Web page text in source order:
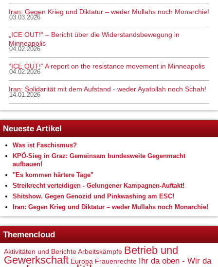
Iran: Gegen Krieg und Diktatur – weder Mullahs noch Monarchie!
03.03.2026
„ICE OUT!“ – Bericht über die Widerstandsbewegung in
Minneapolis
04.02.2026
“ICE OUT!” A report on the resistance movement in Minneapolis
04.02.2026
Iran: Solidarität mit dem Aufstand - weder Ayatollah noch Schah!
14.01.2026
Neueste Artikel
Was ist Faschismus?
KPÖ-Sieg in Graz: Gemeinsam bundesweite Gegenmacht
aufbauen!
"Es kommen härtere Tage"
Streikrecht verteidigen - Gelungener Kampagnen-Auftakt!
Shitshow. Gegen Genozid und Pinkwashing am ESC!
Iran: Gegen Krieg und Diktatur – weder Mullahs noch Monarchie!
Themencloud
Aktivitäten und BerichteArbeitskämpfe Betrieb und
Gewerkschaft Europa Frauenrechte Ihr da oben - Wir da